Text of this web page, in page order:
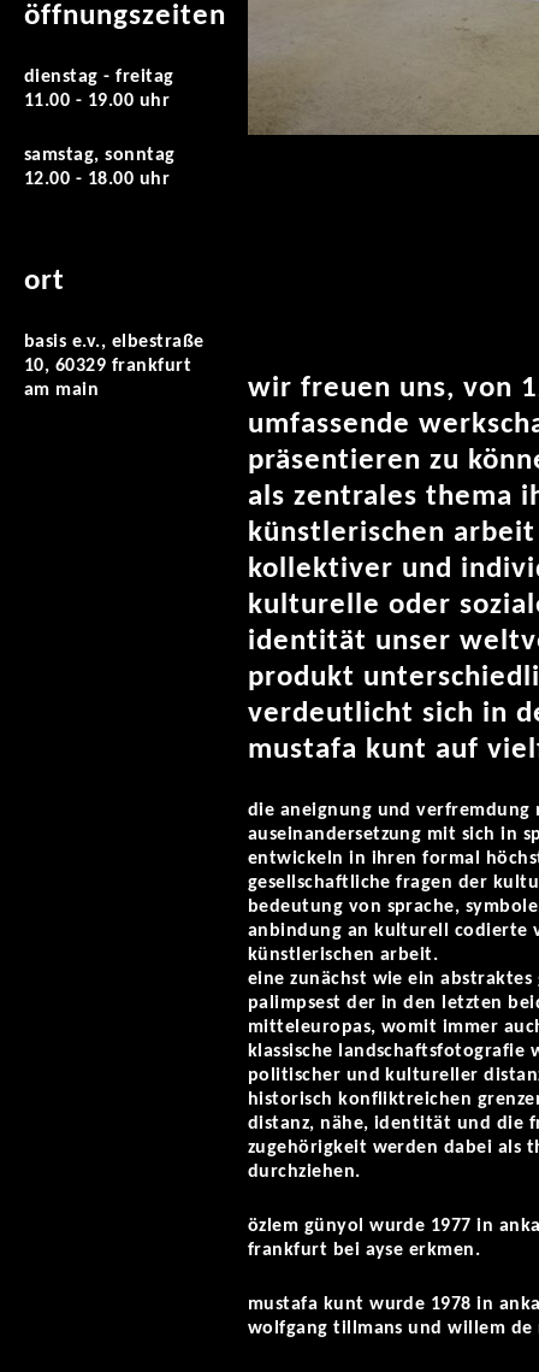
öffnungszeiten
dienstag - freitag
11.00 - 19.00 uhr
samstag, sonntag
12.00 - 18.00 uhr
ort
basis e.v., elbestraße
10, 60329 frankfurt
am main
wir freuen uns, von
umfassende
präsentieren zu
als zentrales thema
künstlerischen
kollektiver und
kulturelle oder
identität unser
produkt
verdeutlicht sich in
mustafa kunt auf
die aneignung und verfremdung
auseinandersetzung mit sich in
entwickeln in ihren formal
gesellschaftliche fragen der
bedeutung von sprache,
anbindung an kulturell codierte
künstlerischen arbeit.
eine zunächst wie ein
palimpsest der in den letzten
mitteleuropas, womit immer
klassische
politischer und kultureller
historisch konfliktreichen
distanz, nähe, identität und die
zugehörigkeit werden dabei als
durchziehen.
özlem günyol wurde 1977 in
frankfurt bei ayse erkmen.
mustafa kunt wurde 1978 in
wolfgang tillmans und willem de